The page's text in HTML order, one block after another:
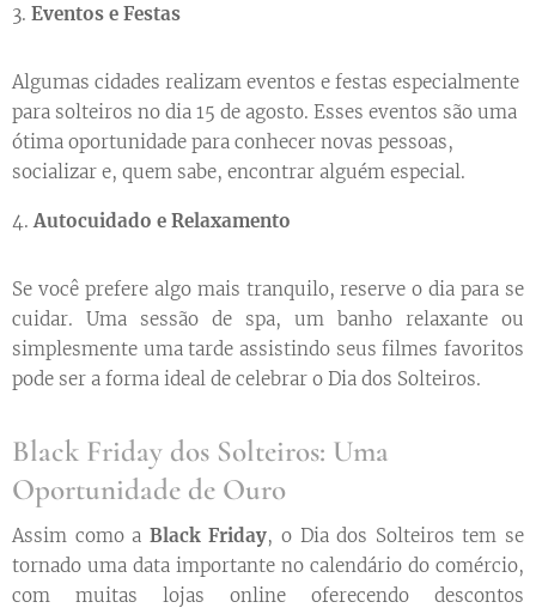
3. Eventos e Festas
Algumas cidades realizam eventos e festas especialmente
para solteiros no dia 15 de agosto. Esses eventos são uma
ótima oportunidade para conhecer novas pessoas,
socializar e, quem sabe, encontrar alguém especial.
4.Autocuidado e Relaxamento
Se você prefere algo mais tranquilo, reserve o dia para se
cuidar. Uma sessão de spa, um banho relaxante ou
simplesmente uma tarde assistindo seus filmes favoritos
pode ser a forma ideal de celebrar o Dia dos Solteiros.
Black Friday dos Solteiros: Uma
Oportunidade de Ouro
Assim como a Black Friday, o Dia dos Solteiros tem se
tornado uma data importante no calendário do comércio,
com muitas lojas online oferecendo descontos